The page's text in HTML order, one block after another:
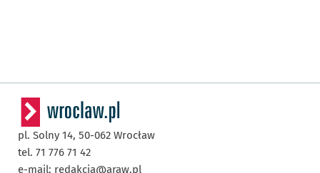
pl. Solny 14, 50-062 Wrocław
tel. 71 776 71 42
e-mail: redakcja@araw.pl